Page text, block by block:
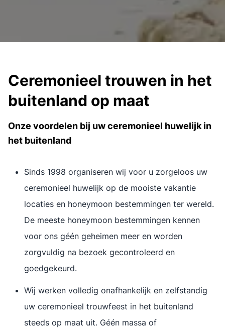
Ceremonieel trouwen in het
buitenland op maat
Onze voordelen bij uw ceremonieel huwelijk in
het buitenland
Sinds 1998 organiseren wij voor u zorgeloos uw
ceremonieel huwelijk op de mooiste vakantie
locaties en honeymoon bestemmingen ter wereld.
De meeste honeymoon bestemmingen kennen
voor ons géén geheimen meer en worden
zorgvuldig na bezoek gecontroleerd en
goedgekeurd.
Wij werken volledig onafhankelijk en zelfstandig
uw ceremonieel trouwfeest in het buitenland
steeds op maat uit. Géén massa of